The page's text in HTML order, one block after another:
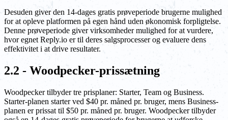
Desuden giver den 14-dages gratis prøveperiode brugerne mulighed
for at opleve platformen på egen hånd uden økonomisk forpligtelse.
Denne prøveperiode giver virksomheder mulighed for at vurdere,
hvor egnet Reply.io er til deres salgsprocesser og evaluere dens
effektivitet i at drive resultater.
2.2 - Woodpecker-prissætning
Woodpecker tilbyder tre prisplaner: Starter, Team og Business.
Starter-planen starter ved $40 pr. måned pr. bruger, mens Business-
planen er prissat til $50 pr. måned pr. bruger. Woodpecker tilbyder